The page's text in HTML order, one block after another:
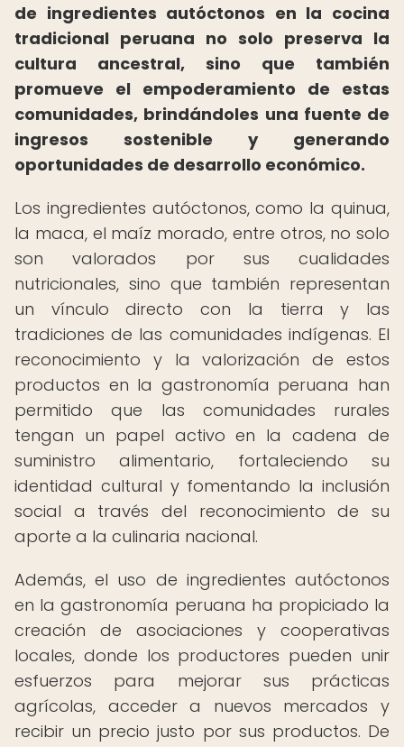
de ingredientes autóctonos en la cocina
tradicional peruana no solo preserva la
cultura ancestral, sino que también
promueve el empoderamiento de estas
comunidades, brindándoles una fuente de
ingresos sostenible y generando
oportunidades de desarrollo económico.
Los ingredientes autóctonos, como la quinua,
la maca, el maíz morado, entre otros, no solo
son valorados por sus cualidades
nutricionales, sino que también representan
un vínculo directo con la tierra y las
tradiciones de las comunidades indígenas. El
reconocimiento y la valorización de estos
productos en la gastronomía peruana han
permitido que las comunidades rurales
tengan un papel activo en la cadena de
suministro alimentario, fortaleciendo su
identidad cultural y fomentando la inclusión
social a través del reconocimiento de su
aporte a la culinaria nacional.
Además, el uso de ingredientes autóctonos
en la gastronomía peruana ha propiciado la
creación de asociaciones y cooperativas
locales, donde los productores pueden unir
esfuerzos para mejorar sus prácticas
agrícolas, acceder a nuevos mercados y
recibir un precio justo por sus productos. De